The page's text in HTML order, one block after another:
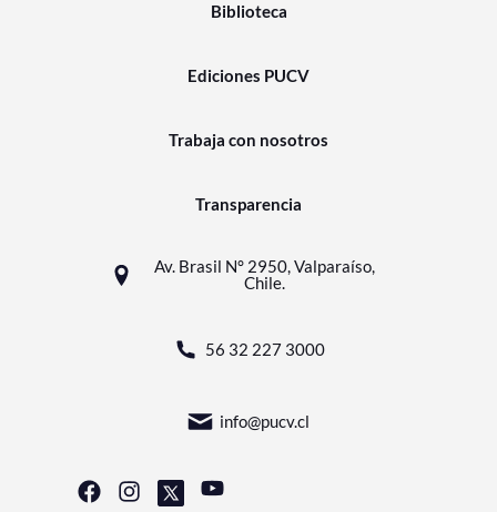
Biblioteca
Ediciones PUCV
Trabaja con nosotros
Transparencia
Av. Brasil N° 2950, Valparaíso,
Chile.
56 32 227 3000
info@pucv.cl